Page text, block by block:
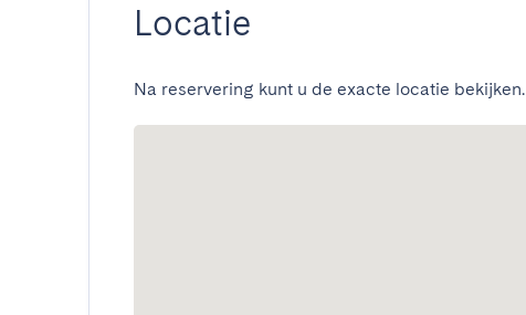
Locatie
Na reservering kunt u de exacte locatie bekijken.